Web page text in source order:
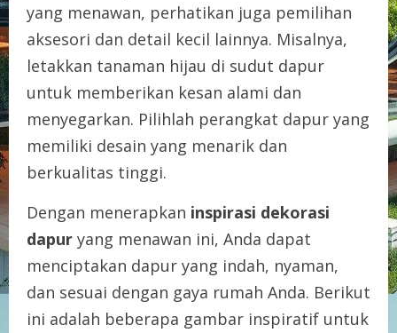
yang menawan, perhatikan juga pemilihan
aksesori dan detail kecil lainnya. Misalnya,
letakkan tanaman hijau di sudut dapur
untuk memberikan kesan alami dan
menyegarkan. Pilihlah perangkat dapur yang
memiliki desain yang menarik dan
berkualitas tinggi.
Dengan menerapkan inspirasi dekorasi
dapur yang menawan ini, Anda dapat
menciptakan dapur yang indah, nyaman,
dan sesuai dengan gaya rumah Anda. Berikut
ini adalah beberapa gambar inspiratif untuk